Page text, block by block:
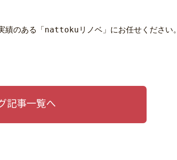
績のある「nattokuリノベ」にお任せください。
記事一覧へ